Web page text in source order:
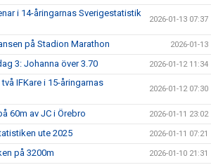
i 14-åringarnas Sverigestatistik
2026-01-13 07:37
på Stadion Marathon 2026-01-13
3: Johanna över 3.70 2026-01-12 11:34
IFKare i 15-åringarnas
2026-01-12 07:30
60m av JC i Örebro 2026-01-11 23:02
ute 2025 2026-01-11 07:21
på 3200m 2026-01-10 21:31